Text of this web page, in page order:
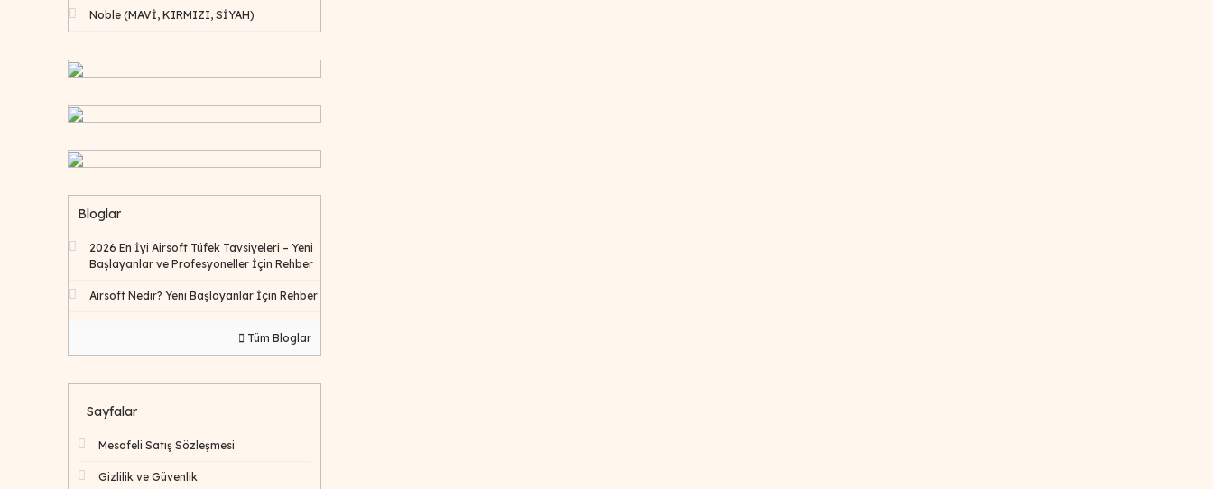
Noble (MAVİ, KIRMIZI, SİYAH)
Bloglar
2026 En İyi Airsoft Tüfek Tavsiyeleri – Yeni
Başlayanlar ve Profesyoneller İçin Rehber
Airsoft Nedir? Yeni Başlayanlar İçin Rehber
Tüm Bloglar
Sayfalar
Mesafeli Satış Sözleşmesi
Gizlilik ve Güvenlik